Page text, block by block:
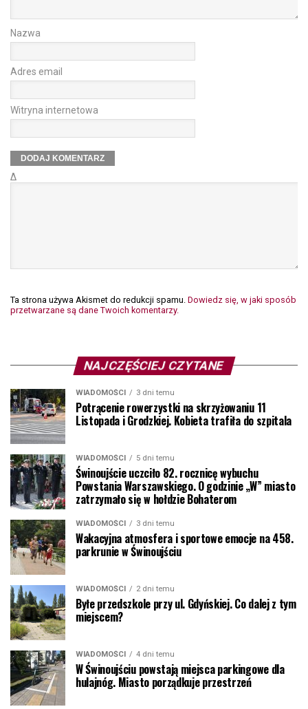
Nazwa
Adres email
Witryna internetowa
Δ
Ta strona używa Akismet do redukcji spamu. Dowiedz się, w jaki sposób
przetwarzane są dane Twoich komentarzy.
NAJCZĘŚCIEJ CZYTANE
WIADOMOŚCI 3 dni temu
Potrącenie rowerzystki na skrzyżowaniu 11
Listopada i Grodzkiej. Kobieta trafiła do szpitala
WIADOMOŚCI 5 dni temu
Świnoujście uczciło 82. rocznicę wybuchu
Powstania Warszawskiego. O godzinie „W” miasto
zatrzymało się w hołdzie Bohaterom
WIADOMOŚCI 3 dni temu
Wakacyjna atmosfera i sportowe emocje na 458.
parkrunie w Świnoujściu
WIADOMOŚCI 2 dni temu
Byłe przedszkole przy ul. Gdyńskiej. Co dalej z tym
miejscem?
WIADOMOŚCI 4 dni temu
W Świnoujściu powstają miejsca parkingowe dla
hulajnóg. Miasto porządkuje przestrzeń